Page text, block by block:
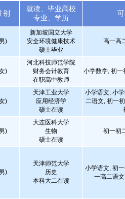
别
就读、毕业高校
专业、学历
)
新加坡国立大学
安全环境健康技术
硕士毕业
高一高
)
河北科技师范学院
财务会计教育
在职高中教师
小学数学, 初一
)
天津工业大学
应用经济学
硕士在读
小学语文, 小
二语文, 初一
)
大连医科大学
生物
硕士在读
初一初
)
天津师范大学
历史
本科大二在读
小学语文, 初
一高二语